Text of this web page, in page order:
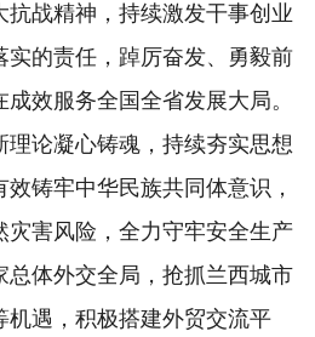
抗战精神，持续激发干事创业
实的责任，踔厉奋发、勇毅前
效服务全国全省发展大局。
理论凝心铸魂，持续夯实思想
铸牢中华民族共同体意识，
灾害风险，全力守牢安全生产
总体外交全局，抢抓兰西城市
机遇，积极搭建外贸交流平